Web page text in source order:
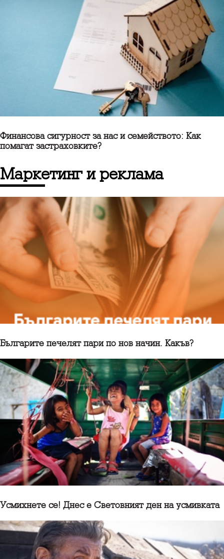
Финансова сигурност за нас и семейството: Как
помагат застраховките?
маркетинг и реклама
Българите печелят пари по нов начин. Какъв?
Усмихнете се! Днес е Световният ден на усмивката